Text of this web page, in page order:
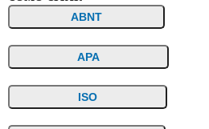
ABNT
APA
ISO